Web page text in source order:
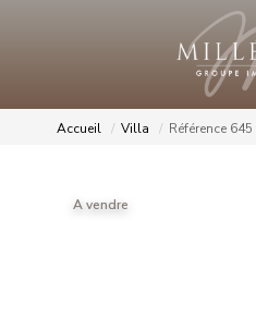
Accueil Villa Référence 645
A vendre